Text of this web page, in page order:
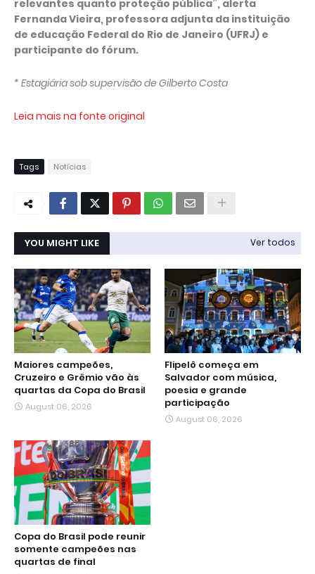
relevantes quanto proteção pública”, alerta
Fernanda Vieira, professora adjunta da instituição
de educação Federal do Rio de Janeiro (UFRJ) e
participante do fórum.
* Estagiária sob supervisão de Gilberto Costa
Leia mais na fonte original
Tags Notícias
YOU MIGHT LIKE Ver todos
Maiores campeões,
Cruzeiro e Grêmio vão às
quartas da Copa do Brasil
August 06, 2026
Flipelô começa em
Salvador com música,
poesia e grande
participação
August 06, 2026
Copa do Brasil pode reunir
somente campeões nas
quartas de final